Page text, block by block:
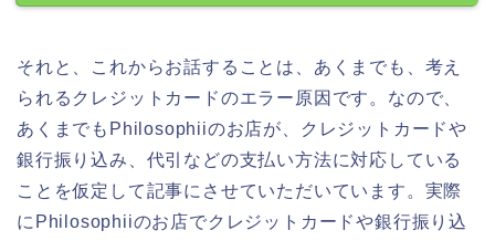
それと、これからお話することは、あくまでも、考え
られるクレジットカードのエラー原因です。なので、
あくまでもPhilosophiiのお店が、クレジットカードや
銀行振り込み、代引などの支払い方法に対応している
ことを仮定して記事にさせていただいています。実際
にPhilosophiiのお店でクレジットカードや銀行振り込